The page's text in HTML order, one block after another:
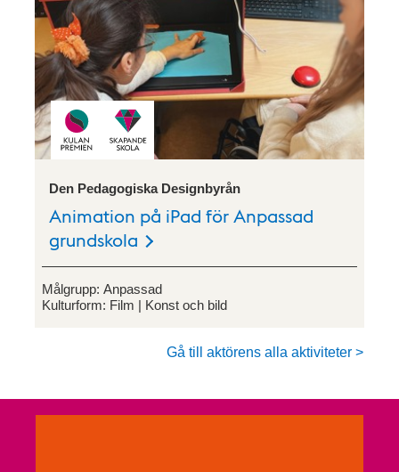
Den Pedagogiska Designbyrån
Animation på iPad för Anpassad
grundskola
Målgrupp: Anpassad
Kulturform: Film Konst och bild
Gå till aktörens alla aktiviteter >